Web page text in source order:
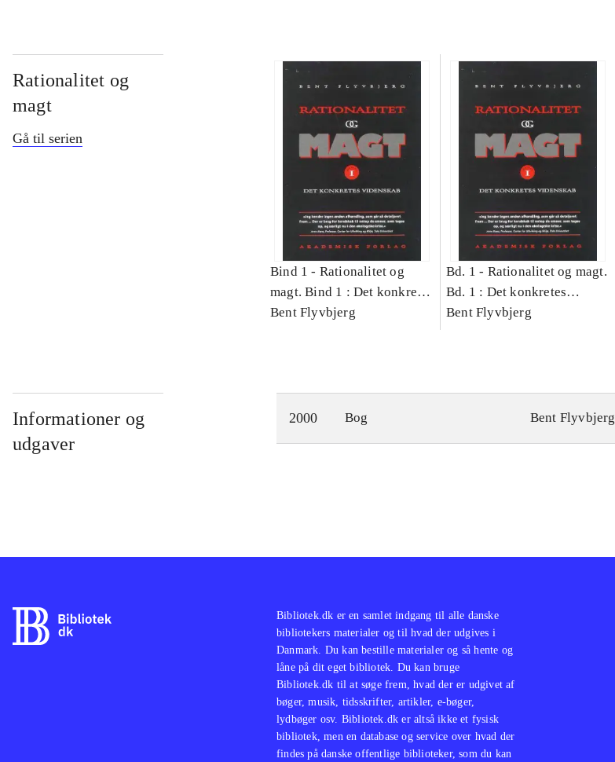
Rationalitet og
magt
Gå til serien
Bind 1 - Rationalitet og
magt. Bind 1 : Det konkretes
videnskab
Bent Flyvbjerg
Bd. 1 - Rationalitet og magt.
Bd. 1 : Det konkretes
videnskab
Bent Flyvbjerg
Informationer og
udgaver
2000 Bog Bent Flyvbjerg
Bibliotek.dk er en samlet indgang til alle danske
bibliotekers materialer og til hvad der udgives i
Danmark. Du kan bestille materialer og så hente og
låne på dit eget bibliotek. Du kan bruge
Bibliotek.dk til at søge frem, hvad der er udgivet af
bøger, musik, tidsskrifter, artikler, e-bøger,
lydbøger osv. Bibliotek.dk er altså ikke et fysisk
bibliotek, men en database og service over hvad der
findes på danske offentlige biblioteker, som du kan